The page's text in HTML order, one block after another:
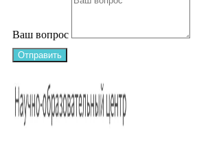
Ваш вопрос
Отправить